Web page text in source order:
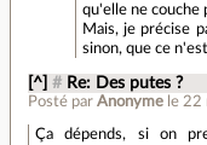
qu'elle ne couche
Mais, je précise
sinon, que ce
[^] # Re: Des putes ?
Posté parAnonyme le 22
Ça dépends, si on